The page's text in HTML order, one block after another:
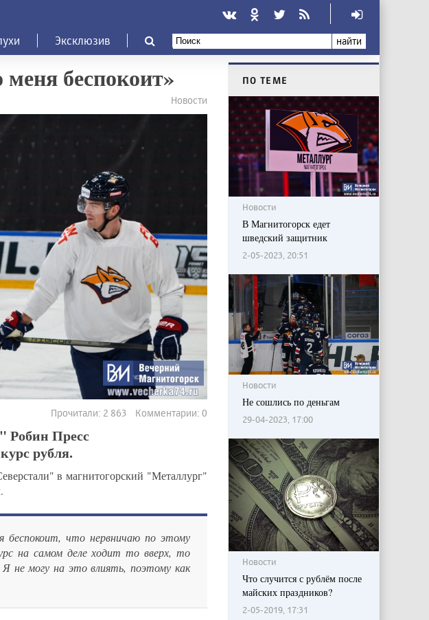
Эксклюзив найти
беспокоит»
Новости
Прочитали: 2 863 Комментарии: 0
Робин Пресс
рубля.
в магнитогорский "Металлург"
что нервничаю по этому
на самом деле ходит то вверх, то
не могу на это влиять, поэтому как
ПО ТЕМЕ
Новости
В Магнитогорск едет
шведский защитник
2-05-2023, 20:51
Новости
Не сошлись по деньгам
29-04-2023, 17:00
Новости
Что случится с рублём после
майских праздников?
2-05-2019, 17:31